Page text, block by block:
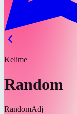
Kelime
Random
RandomAdj